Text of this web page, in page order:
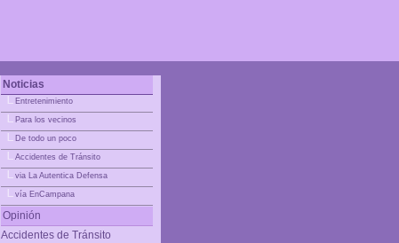
Noticias
Entretenimiento
Para los vecinos
De todo un poco
Accidentes de Tránsito
via La Autentica Defensa
vía EnCampana
Opinión
Accidentes de Tránsito